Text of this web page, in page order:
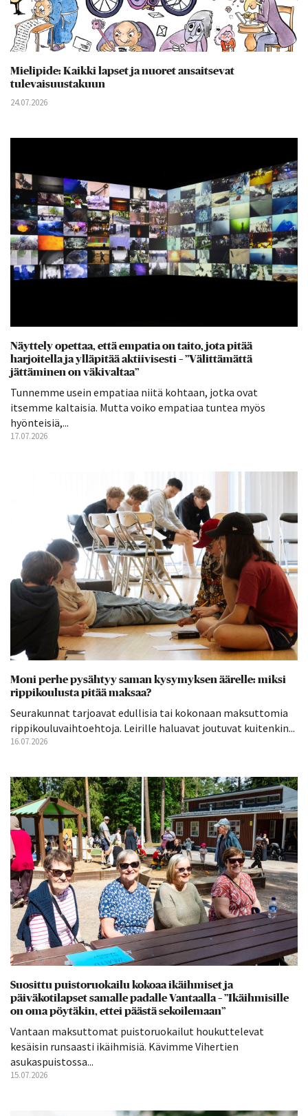
Mielipide: Kaikki lapset ja nuoret ansaitsevat
tulevaisuustakuun
24.07.2026
Näyttely opettaa, että empatia on taito, jota pitää
harjoitella ja ylläpitää aktiivisesti – ”Välittämättä
jättäminen on väkivaltaa”
Tunnemme usein empatiaa niitä kohtaan, jotka ovat
itsemme kaltaisia. Mutta voiko empatiaa tuntea myös
hyönteisiä,...
17.07.2026
Moni perhe pysähtyy saman kysymyksen äärelle: miksi
rippikoulusta pitää maksaa?
Seurakunnat tarjoavat edullisia tai kokonaan maksuttomia
rippikouluvaihtoehtoja. Leirille haluavat joutuvat kuitenkin...
16.07.2026
Suosittu puistoruokailu kokoaa ikäihmiset ja
päiväkotilapset samalle padalle Vantaalla – ”Ikäihmisille
on oma pöytäkin, ettei päästä sekoilemaan”
Vantaan maksuttomat puistoruokailut houkuttelevat
kesäisin runsaasti ikäihmisiä. Kävimme Vihertien
asukaspuistossa...
15.07.2026